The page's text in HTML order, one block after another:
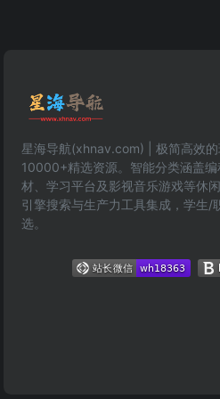
星海导航(xhnav.com) | 极简高效
10000+精选资源。智能分类涵盖
材、学习平台及影视音乐游戏等休
引擎搜索与生产力工具集成，学生/
选。